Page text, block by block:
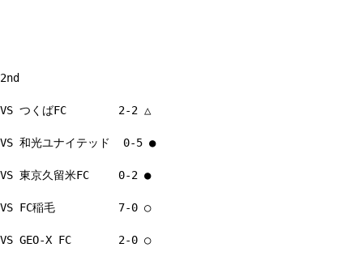
2nd
VS つくばFC 2-2 △
VS 和光ユナイテッド 0-5 ●
VS 東京久留米FC 0-2 ●
VS FC稲毛 7-0 ○
VS GEO-X FC 2-0 ○